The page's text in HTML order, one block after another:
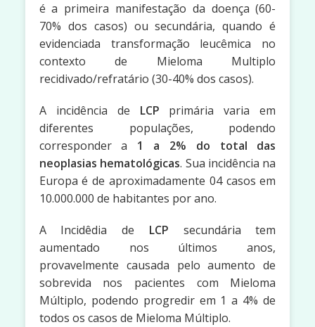
é a primeira manifestação da doença (60-
70% dos casos) ou secundária, quando é
evidenciada transformação leucêmica no
contexto de Mieloma Multiplo
recidivado/refratário (30-40% dos casos).
A incidência de LCP primária varia em
diferentes populações, podendo
corresponder a 1 a 2% do total das
neoplasias hematológicas. Sua incidência na
Europa é de aproximadamente 04 casos em
10.000.000 de habitantes por ano.
A Incidêdia de LCP secundária tem
aumentado nos últimos anos,
provavelmente causada pelo aumento de
sobrevida nos pacientes com Mieloma
Múltiplo, podendo progredir em 1 a 4% de
todos os casos de Mieloma Múltiplo.